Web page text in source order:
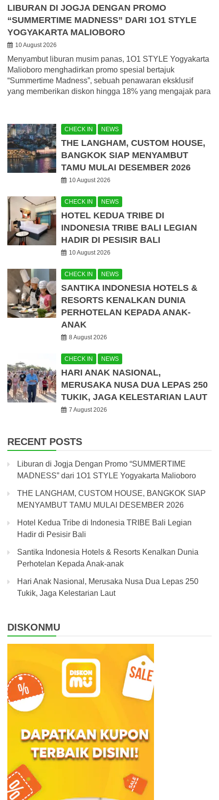
LIBURAN DI JOGJA DENGAN PROMO
“SUMMERTIME MADNESS” DARI 1O1 STYLE
YOGYAKARTA MALIOBORO
10 August 2026
Menyambut liburan musim panas, 1O1 STYLE Yogyakarta
Malioboro menghadirkan promo spesial bertajuk
“Summertime Madness”, sebuah penawaran eksklusif
yang memberikan diskon hingga 18% yang mengajak para
CHECK IN NEWS
THE LANGHAM, CUSTOM HOUSE,
BANGKOK SIAP MENYAMBUT
TAMU MULAI DESEMBER 2026
10 August 2026
CHECK IN NEWS
HOTEL KEDUA TRIBE DI
INDONESIA TRIBE BALI LEGIAN
HADIR DI PESISIR BALI
10 August 2026
CHECK IN NEWS
SANTIKA INDONESIA HOTELS &
RESORTS KENALKAN DUNIA
PERHOTELAN KEPADA ANAK-
ANAK
8 August 2026
CHECK IN NEWS
HARI ANAK NASIONAL,
MERUSAKA NUSA DUA LEPAS 250
TUKIK, JAGA KELESTARIAN LAUT
7 August 2026
RECENT POSTS
Liburan di Jogja Dengan Promo “SUMMERTIME
MADNESS” dari 1O1 STYLE Yogyakarta Malioboro
THE LANGHAM, CUSTOM HOUSE, BANGKOK SIAP
MENYAMBUT TAMU MULAI DESEMBER 2026
Hotel Kedua Tribe di Indonesia TRIBE Bali Legian
Hadir di Pesisir Bali
Santika Indonesia Hotels & Resorts Kenalkan Dunia
Perhotelan Kepada Anak-anak
Hari Anak Nasional, Merusaka Nusa Dua Lepas 250
Tukik, Jaga Kelestarian Laut
DISKONMU